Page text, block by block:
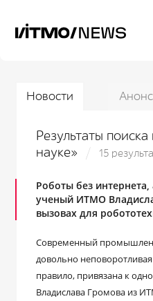
Новости
Результаты
науке»
15
Роботы без
ученый ИТМО
вызовах для
Современный
довольно
правило, привязана к
Владислава Громова из